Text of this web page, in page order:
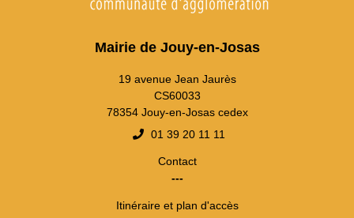
Mairie de Jouy-en-Josas
19 avenue Jean Jaurès
CS60033
78354 Jouy-en-Josas cedex
01 39 20 11 11
Contact
---
Itinéraire et plan d'accès